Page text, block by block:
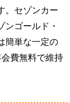
。セゾンカー
ンゴールド・
簡単な一定の
費無料で維持